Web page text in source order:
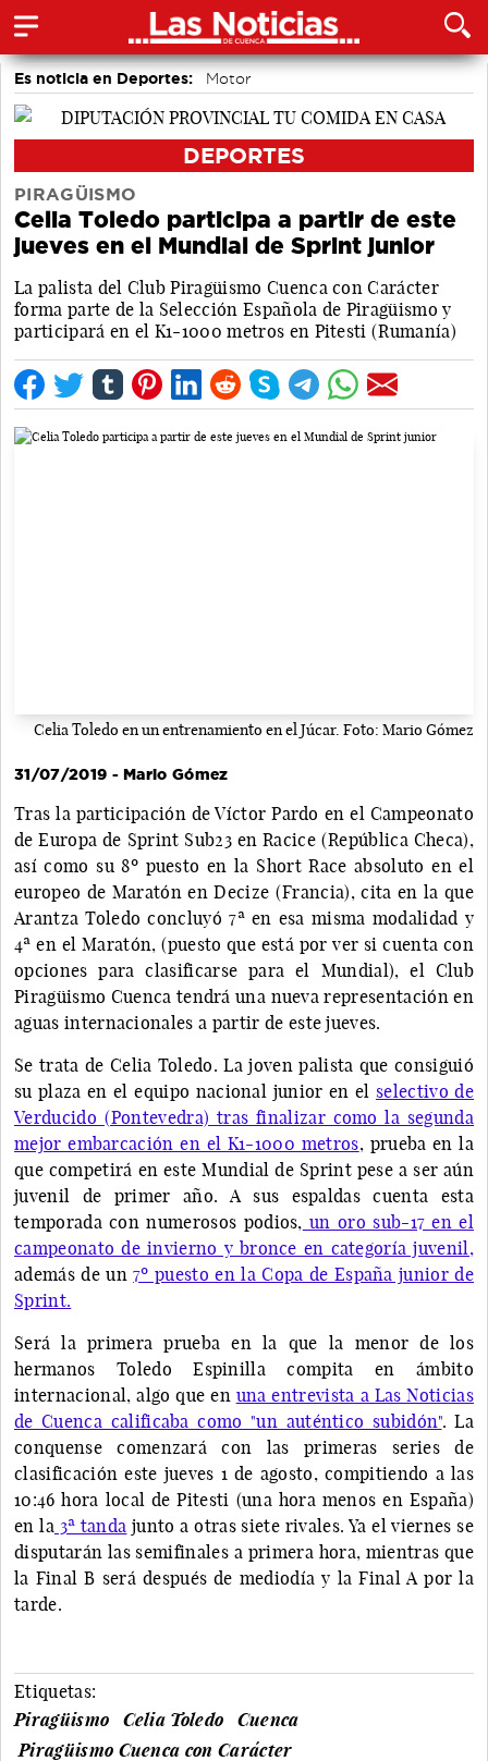
Es noticia en Deportes: Motor
DEPORTES
PIRAGÜISMO
Celia Toledo participa a partir de este
jueves en el Mundial de Sprint junior
La palista del Club Piragüismo Cuenca con Carácter
forma parte de la Selección Española de Piragüismo y
participará en el K1-1000 metros en Pitesti (Rumanía)
Celia Toledo en un entrenamiento en el Júcar. Foto: Mario Gómez
31/07/2019 - Mario Gómez
Tras la participación de Víctor Pardo en el Campeonato
de Europa de Sprint Sub23 en Racice (República Checa),
así como su 8º puesto en la Short Race absoluto en el
europeo de Maratón en Decize (Francia), cita en la que
Arantza Toledo concluyó 7ª en esa misma modalidad y
4ª en el Maratón, (puesto que está por ver si cuenta con
opciones para clasificarse para el Mundial), el Club
Piragüismo Cuenca tendrá una nueva representación en
aguas internacionales a partir de este jueves.
Se trata de Celia Toledo. La joven palista que consiguió
su plaza en el equipo nacional junior en el selectivo de
Verducido (Pontevedra) tras finalizar como la segunda
mejor embarcación en el K1-1000 metros, prueba en la
que competirá en este Mundial de Sprint pese a ser aún
juvenil de primer año. A sus espaldas cuenta esta
temporada con numerosos podios, un oro sub-17 en el
campeonato de invierno y bronce en categoría juvenil,
además de un7º puesto en la Copa de España junior de
Sprint.
Será la primera prueba en la que la menor de los
hermanos Toledo Espinilla compita en ámbito
internacional, algo que en una entrevista a Las Noticias
de Cuenca calificaba como "un auténtico subidón". La
conquense comenzará con las primeras series de
clasificación este jueves 1 de agosto, compitiendo a las
10:46 hora local de Pitesti (una hora menos en España)
en la 3ª tanda junto a otras siete rivales. Ya el viernes se
disputarán las semifinales a primera hora, mientras que
la Final B será después de mediodía y la Final A por la
tarde.
Etiquetas:
Piragüismo
Celia Toledo
Cuenca
Piragüismo Cuenca con Carácter